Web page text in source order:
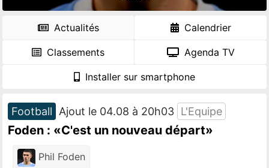
Actualités Calendrier
Classements Agenda TV
Installer sur smartphone
Football Ajout le 04.08 à 20h03 L'Equipe
Foden : «C'est un nouveau départ»
Phil Foden